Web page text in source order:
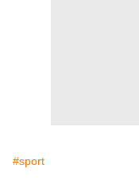
#sport